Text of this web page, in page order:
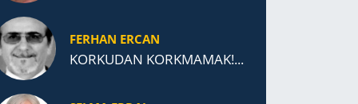
FERHAN ERCAN
KORKUDAN KORKMAMAK!...